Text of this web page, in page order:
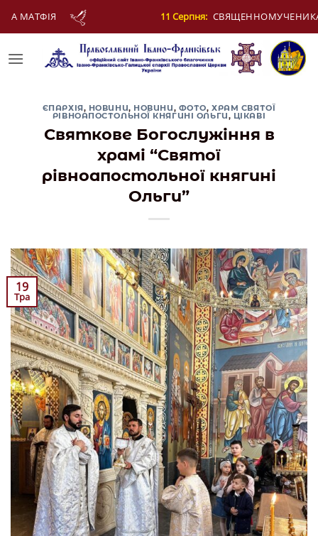
СВЯЩЕННОМУЧЕНИКА ЄВПЛА, АРХІДИЯКОНА
ЄПАРХІЯ, НОВИНИ, НОВИНИ, ФОТО,ХРАМ СВЯТОЇ
РІВНОАПОСТОЛЬНОЇ КНЯГИНІ ОЛЬГИ, ЦІКАВІ
Святкове Богослужіння в
храмі “Святої
рівноапостольної княгині
Ольги”
19
Тра